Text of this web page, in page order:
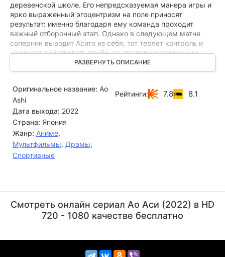
деревенской школе. Его непредсказуемая манера игры и
ярко выраженный эгоцентризм на поле приносят
результат: именно благодаря ему команда проходит
важный отборочный этап. Однако в следующем матче
соперник выводит Асито из себя, тот теряет контроль и
начинает действовать грубо, за что получает красную
карточку. Без своего лидера коллектив мгновенно
вылетает из турнира. Проходит время, и неожиданно
сборной Тацуи Фукуды. Тот зовёт парня на просмотр в
Токио. В чужом городе, где собраны сплошь одаренные
игроки, Асито предстоит доказать, на что он способен на
самом деле, и выложиться без остатка.
РАЗВЕРНУТЬ ОПИСАНИЕ
Оригинальное название: Ao
Ashi
Дата выхода: 2022
Страна: Япония
Жанр: Аниме,
Мультфильмы, Драмы,
Спортивные
Рейтинги: 7.8 8.1
(Yuuma Motoki, о...)
(Keiji Togashi,...)
Смотреть онлайн сериал Ао Аси (2022) в HD
720 - 1080 качестве бесплатно